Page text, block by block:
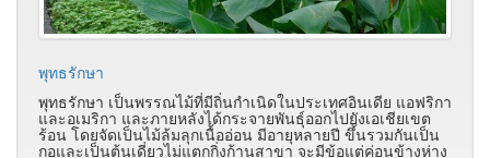
พุทธรักษา
พุทธรักษา เป็นพรรณไม้ที่มีถิ่นกำเนิดในประเทศอินเดีย แอฟริกา
และอเมริกา และภายหลังได้กระจายพันธุ์ออกไปยังเอเชียเขต
ร้อน โดยจัดเป็นไม้ล้มลุกเนื้ออ่อน มีอายุหลายปี ขึ้นรวมกันเป็น
กอและเป็นต้นเดี่ยวไม่แตกกิ่งก้านสาขา จะมีข้อแต่ค่อนข้างห่าง